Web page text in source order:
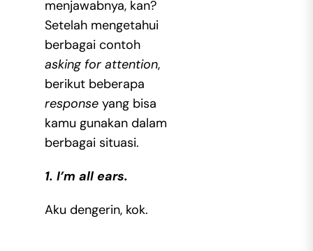
menjawabnya, kan?
Setelah mengetahui
berbagai contoh
asking for attention,
berikut beberapa
response yang bisa
kamu gunakan dalam
berbagai situasi.
1. I’m all ears.
Aku dengerin, kok.